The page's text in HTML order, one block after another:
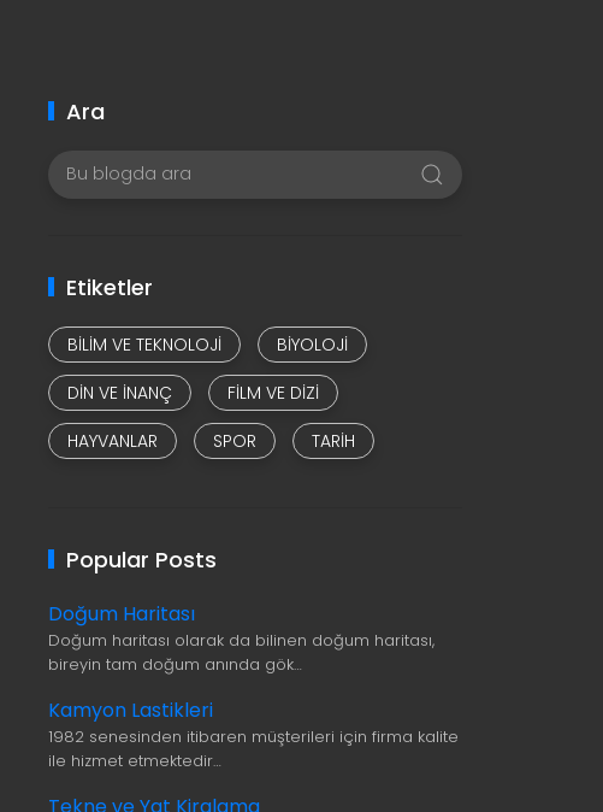
Ara
Etiketler
BILIM VE TEKNOLOJI
BIYOLOJI
DIN VE INANÇ
FILM VE DIZI
HAYVANLAR
SPOR TARIH
Popular Posts
Doğum Haritası
Doğum haritası olarak da bilinen doğum haritası,
bireyin tam doğum anında gök…
Kamyon Lastikleri
1982 senesinden itibaren müşterileri için firma kalite
ile hizmet etmektedir…
Tekne ve Yat Kiralama